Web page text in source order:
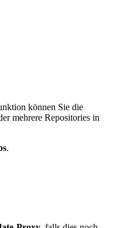
können Sie die
mehrere Repositories in
.